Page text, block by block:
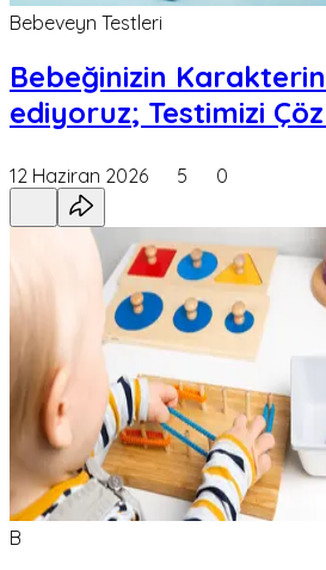
Bebeveyn Testleri
Bebeğinizin
ediyoruz; Testimizi
12 Haziran 2026 5 0
B